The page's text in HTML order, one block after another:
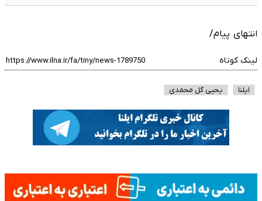
انتهای پیام/
لینک کوتاه
ایلنا یحیی گل محمدی